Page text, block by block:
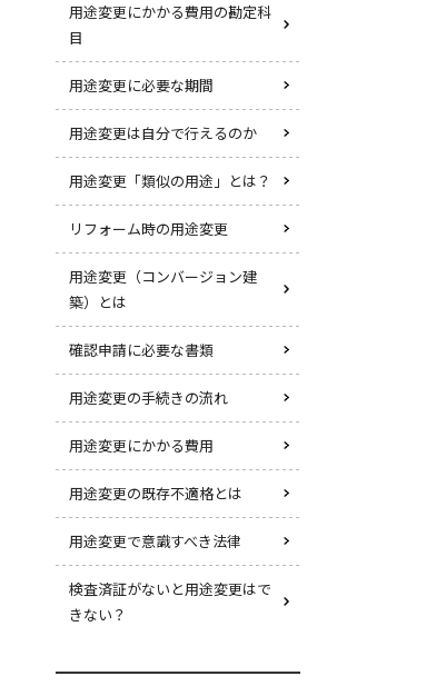
用途変更にかかる費用の勘定科
目
用途変更に必要な期間
用途変更は自分で行えるのか
用途変更「類似の用途」とは？
リフォーム時の用途変更
用途変更（コンバージョン建
築）とは
確認申請に必要な書類
用途変更の手続きの流れ
用途変更にかかる費用
用途変更の既存不適格とは
用途変更で意識すべき法律
検査済証がないと用途変更はで
きない？